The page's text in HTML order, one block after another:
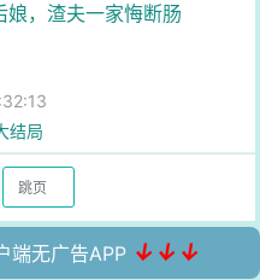
，渣夫一家悔断肠
结局
端无广告APP ↓↓↓